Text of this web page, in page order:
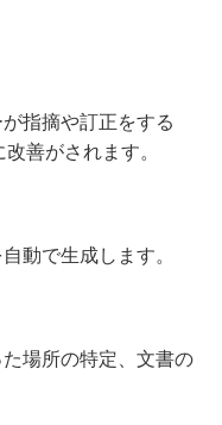
指摘や訂正をする
善がされます。
動で生成します。
場所の特定、文書の